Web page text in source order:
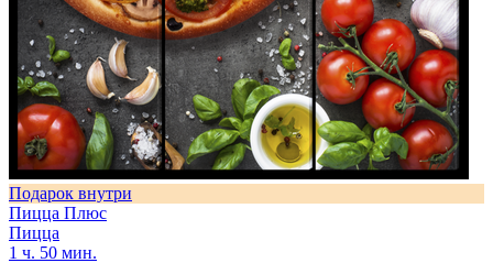
Подарок внутри
Пицца Плюс
Пицца
1 ч. 50 мин.